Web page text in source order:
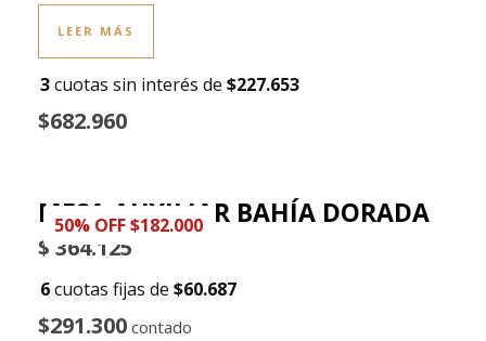
LEER MÁS
3cuotas sin interés de $227.653
$682.960
MESA AUXILIAR BAHÍA DORADA
$ 364.125
6cuotas fijas de $60.687
$291.300 contado
50% OFF $182.000